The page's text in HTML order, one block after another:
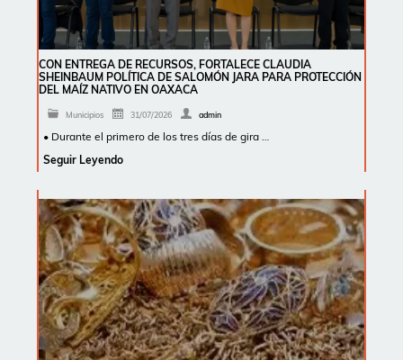
CON ENTREGA DE RECURSOS, FORTALECE CLAUDIA
SHEINBAUM POLÍTICA DE SALOMÓN JARA PARA PROTECCIÓN
DEL MAÍZ NATIVO EN OAXACA
Municipios 31/07/2026 admin
• Durante el primero de los tres días de gira …
Seguir Leyendo